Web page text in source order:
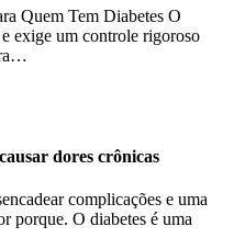
Quem Tem Diabetes O
exige um controle rigoroso
dores crônicas
complicações e uma
porque. O diabetes é uma